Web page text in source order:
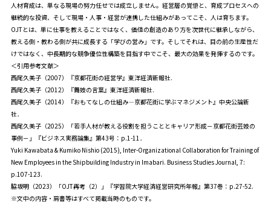
人材育成は、単なる現場の努力任せでは成立しません。経営層の覚悟と、育成プロセスへの
継続的な投資、そして現場・人事・経営が連携した仕組みがあってこそ、人は育ちます。
OJTとは、単に仕事を教えることではなく、価値の創造のあり方を次世代に継承しながら、
教える側・教わる側が共に成長する「学びの営み」です。そしてそれは、目の前の生産性だ
けではなく、中長期的な競争優位性構築を目指す中でこそ、最大の効果を発揮するのです。
＜引用参考文献＞
西尾久美子（2007）『京都花街の経営学』東洋経済新報社.
西尾久美子（2012）『舞妓の言葉』東洋経済新報社.
西尾久美子（2014）『おもてなしの仕組み―京都花街に学ぶマネジメント』中央公論新
社．
西尾久美子（2025）「若手人材が教える役割を担うこととキャリア形成－京都花街芸妓の
事例－」『ビジネス実務論集』第43号：p.1-11．
Yuki Kawabata & Kumiko Nishio (2015), Inter-Organizational Collaboration for Training of
New Employees in the Shipbuilding Industry in Imabari. Business Studies Journal, 7:
p.107-123.
脇坂明（2023）「OJT再考（2）」『学習院大学経済経営研究所年報』第37巻：p.27-52.
※文中の内容・肩書等はすべて掲載当時のものです。